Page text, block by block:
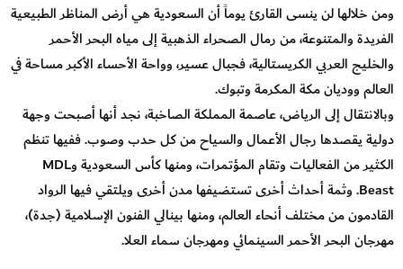
ومن خلالها لن ينسى القارئ يوماً أن السعودية هي أرض المناظر الطبيعية
الفريدة والمتنوعة، من رمال الصحراء الذهبية إلى مياه البحر الأحمر
والخليج العربي الكريستالية، فجبال عسير، وواحة الأحساء الأكبر مساحة في
العالم ووديان مكة المكرمة وتبوك.
وبالانتقال إلى الرياض، عاصمة المملكة الصاخبة، نجد أنها أصبحت وجهة
دولية يقصدها رجال الأعمال والسياح من كل حدب وصوب. ففيها تنظم
الكثير من الفعاليات وتقام المؤتمرات، ومنها كأس السعودية وMDL
Beast. وثمة أحداث أخرى تستضيفها مدن أخرى ويلتقي فيها الرواد
القادمون من مختلف أنحاء العالم، ومنها بينالي الفنون الإسلامية (جدة)،
مهرجان البحر الأحمر السينمائي ومهرجان سماء العلا.